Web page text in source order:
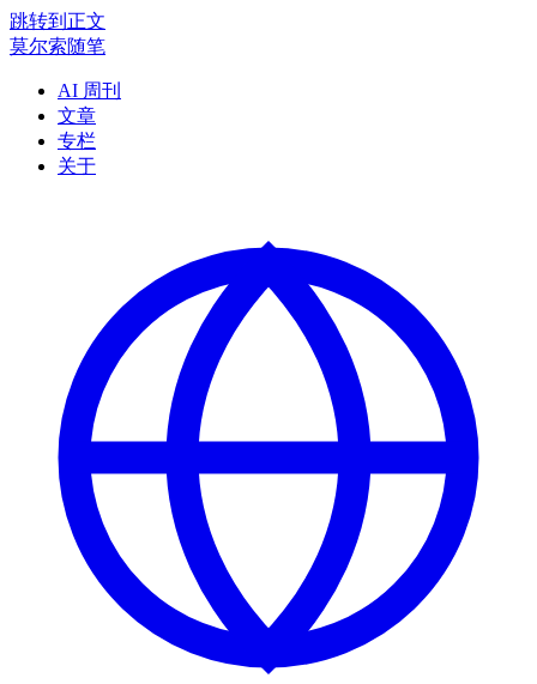
跳转到正文
莫尔索随笔
AI 周刊
文章
专栏
关于